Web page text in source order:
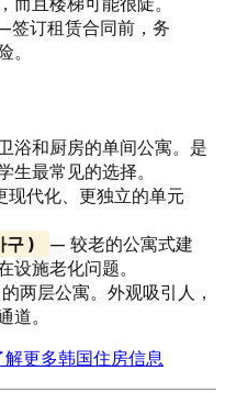
订租赁合同前，务
浴和厨房的单间公寓。是
生最常见的选择。
代化、更独立的单元
구 )
— 较老的公寓式建
设施老化问题。
两层公寓。外观吸引人，
。
解更多韩国住房信息